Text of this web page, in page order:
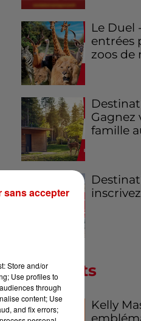
Le Duel
entrées
zoos de
Gagnez
famille
Podcasts
Kelly
Store and/or
Use profiles to
through
content; Use
and fix errors;
sans accepter